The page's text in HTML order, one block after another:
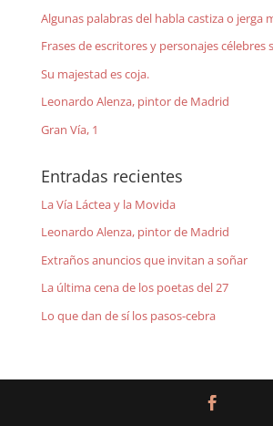
Algunas palabras del habla castiza o jerga
Frases de escritores y personajes célebres
Su majestad es coja.
Leonardo Alenza, pintor de Madrid
Gran Vía, 1
Entradas recientes
La Vía Láctea y la Movida
Leonardo Alenza, pintor de Madrid
Extraños anuncios que invitan a soñar
La última cena de los poetas del 27
Lo que dan de sí los pasos-cebra